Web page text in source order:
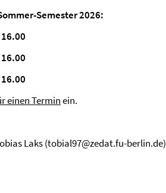
Semester 2026:
einen Terminein.
Laks (tobial97@zedat.fu-berlin.de)